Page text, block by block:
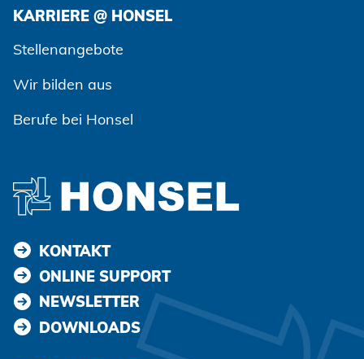
KARRIERE @ HONSEL
Stellenangebote
Wir bilden aus
Berufe bei Honsel
KONTAKT
ONLINE SUPPORT
NEWSLETTER
DOWNLOADS